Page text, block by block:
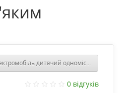
Ауді з м'яким сидінням,
дитячий одномісний машина
0 відгуків